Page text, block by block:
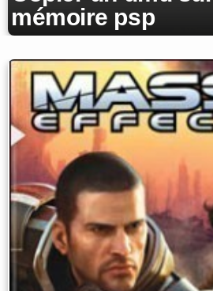
mémoire psp